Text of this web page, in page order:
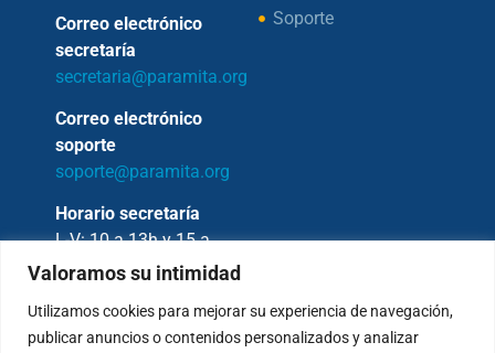
Valoramos su intimidad
Utilizamos cookies para mejorar su experiencia de navegación,
publicar anuncios o contenidos personalizados y analizar
Correo electrónico
secretaría
secretaria@paramita.org
Correo electrónico
soporte
soporte@paramita.org
Horario secretaría
L-V: 10 a 13h y 15 a
17h
Soporte